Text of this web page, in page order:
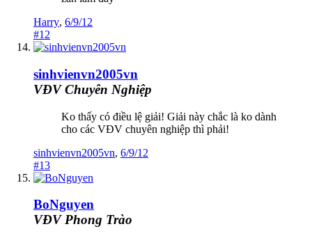
Harry, 6/9/12
#12
sinhvienvn2005vn
VĐV Chuyên Nghiệp
Ko thấy có điều lệ giải! Giải này chắc là ko dành
cho các VĐV chuyên nghiệp thì phải!
sinhvienvn2005vn, 6/9/12
#13
BoNguyen
VĐV Phong Trào